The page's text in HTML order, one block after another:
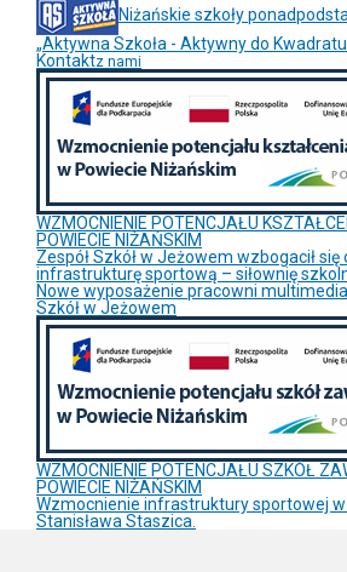
Niżańskie szkoły
„Aktywna Szkoła - Aktywny do
Kontaktz nami
WZMOCNIENIE POTENCJAŁU
POWIECIE NIŻAŃSKIM
Zespół Szkół w Jeżowem wzbogacił
infrastrukturę sportową – siłownię
Nowe wyposażenie pracowni
Szkół w Jeżowem
WZMOCNIENIE POTENCJAŁU SZKÓŁ
POWIECIE NIŻAŃSKIM
Wzmocnienie infrastruktury sportowej w
Stanisława Staszica.